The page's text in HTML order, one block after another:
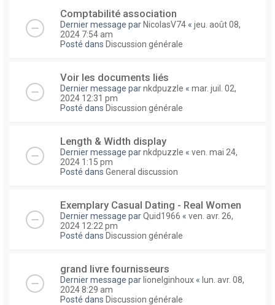
Comptabilité association
Dernier message par NicolasV74 « jeu. août 08,
2024 7:54 am
Posté dans Discussion générale
Voir les documents liés
Dernier message parnkdpuzzle « mar. juil. 02,
2024 12:31 pm
Posté dans Discussion générale
Length & Width display
Dernier message parnkdpuzzle « ven. mai 24,
2024 1:15 pm
Posté dans General discussion
Exemplary Сasual Dating - Real Women
Dernier message parQuid1966 « ven. avr. 26,
2024 12:22 pm
Posté dans Discussion générale
grand livre fournisseurs
Dernier message par lionelginhoux « lun. avr. 08,
2024 8:29 am
Posté dans Discussion générale